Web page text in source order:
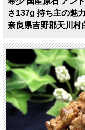
さ137g 持ち主の魅
奈良県吉野郡天川村